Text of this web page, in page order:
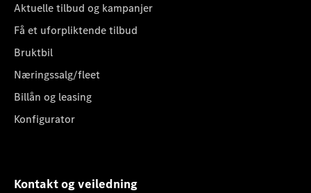
Aktuelle tilbud og kampanjer
Få et uforpliktende tilbud
Bruktbil
Næringssalg/fleet
Billån og leasing
Konfigurator
Kontakt og veiledning